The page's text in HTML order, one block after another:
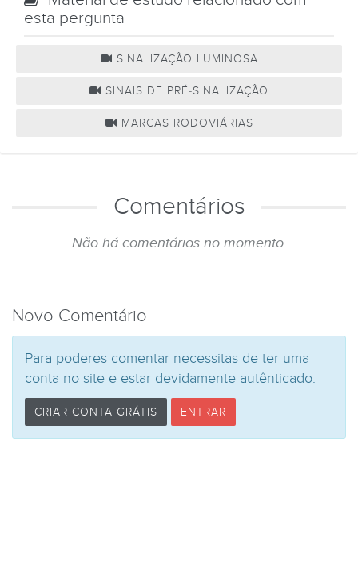
esta pergunta
SINALIZAÇÃO LUMINOSA
SINAIS DE PRÉ-SINALIZAÇÃO
MARCAS RODOVIÁRIAS
Comentários
Não há comentários no momento.
Novo Comentário
Para poderes comentar necessitas de ter uma
conta no site e estar devidamente autênticado.
CRIAR CONTA GRÁTIS ENTRAR